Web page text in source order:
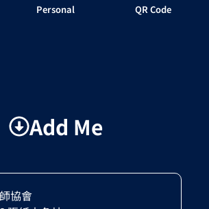
Personal QR Code
Add Me
協會